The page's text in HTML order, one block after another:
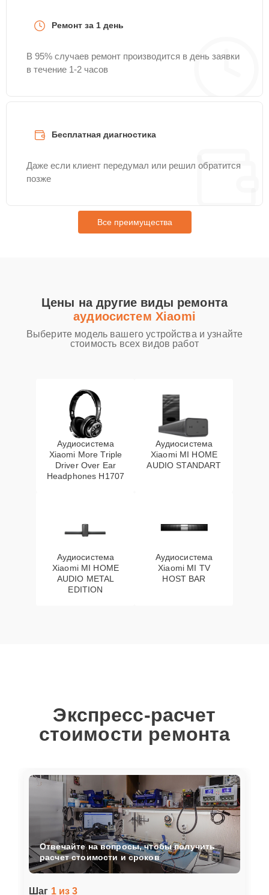
Ремонт за 1 день
В 95% случаев ремонт производится в день заявки
в течение 1-2 часов
Бесплатная диагностика
Даже если клиент передумал или решил обратится
позже
Все преимущества
Цены на другие виды ремонта
аудиосистем Xiaomi
Выберите модель вашего устройства и узнайте
стоимость всех видов работ
Аудиосистема
Xiaomi More Triple
Driver Over Ear
Headphones H1707
Аудиосистема
Xiaomi MI HOME
AUDIO STANDART
Аудиосистема
Xiaomi MI HOME
AUDIO METAL
EDITION
Аудиосистема
Xiaomi MI TV
HOST BAR
Экспресс-расчет
стоимости ремонта
Шаг 1 из 3
Отвечайте на вопросы, чтобы получить
расчет стоимости и сроков